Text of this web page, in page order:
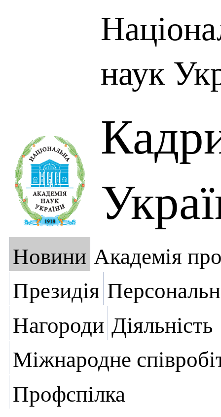
наук
Новини Академія
Президія
Нагороди Діяльність
Міжнародне
Профспілка